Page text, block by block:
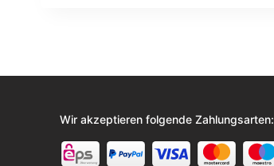
Wir akzeptieren folgende Zahlungsarten: